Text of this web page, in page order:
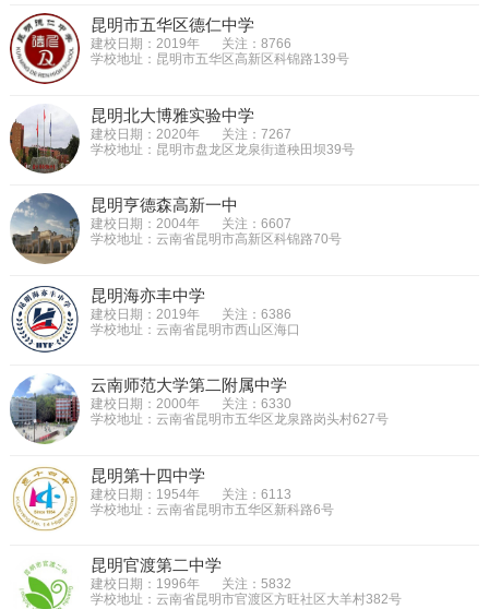
昆明市五华区德仁中学
建校日期：2019年
关注：8766
学校地址：昆明市五华区高新区科锦路139号
昆明北大博雅实验中学
建校日期：2020年
关注：7267
学校地址：昆明市盘龙区龙泉街道秧田坝39号
昆明亨德森高新一中
建校日期：2004年
关注：6607
学校地址：云南省昆明市高新区科锦路70号
昆明海亦丰中学
建校日期：2019年
关注：6386
学校地址：云南省昆明市西山区海口
云南师范大学第二附属中学
建校日期：2000年
关注：6330
学校地址：云南省昆明市五华区龙泉路岗头村627号
昆明第十四中学
建校日期：1954年
关注：6113
学校地址：云南省昆明市五华区新科路6号
昆明官渡第二中学
建校日期：1996年
关注：5832
学校地址：云南省昆明市官渡区方旺社区大羊村382号